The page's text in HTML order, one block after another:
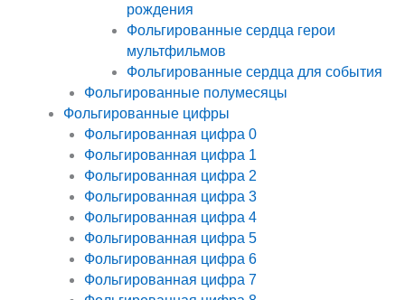
рождения
Фольгированные сердца герои
мультфильмов
Фольгированные сердца для события
Фольгированные полумесяцы
Фольгированные цифры
Фольгированная цифра 0
Фольгированная цифра 1
Фольгированная цифра 2
Фольгированная цифра 3
Фольгированная цифра 4
Фольгированная цифра 5
Фольгированная цифра 6
Фольгированная цифра 7